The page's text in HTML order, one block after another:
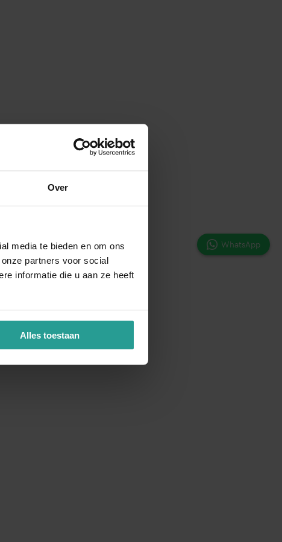
Over
media te bieden en om ons
partners voor social
informatie die u aan ze heeft
Alles toestaan
WhatsApp